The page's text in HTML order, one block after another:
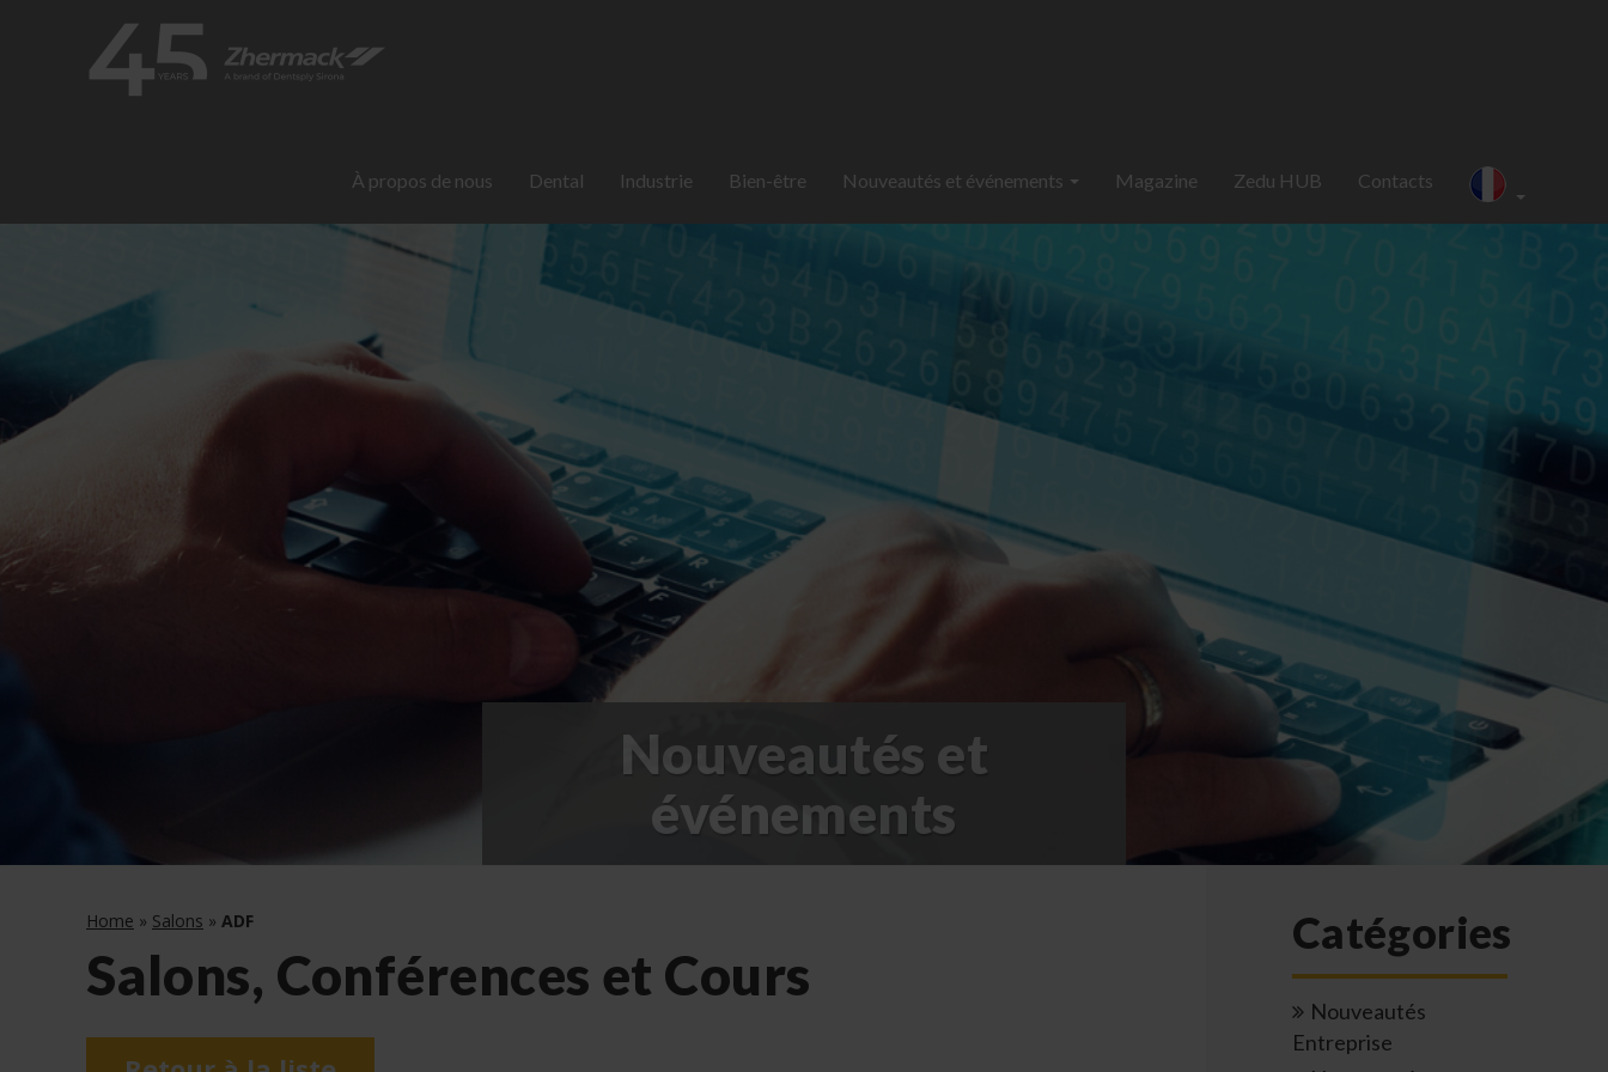
À propos de nous Dental Industrie Bien-être Nouveautés et événements Magazine Zedu HUB Contacts
Nouveautés et
événements
Home » Salons » ADF
Salons, Conférences et Cours
Catégories
Nouveautés
Entreprise